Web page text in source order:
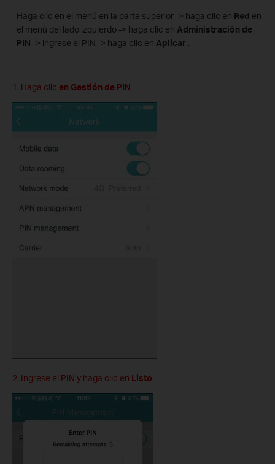
Haga clic en el menú en la parte superior -> haga clic en Red en
el menú del lado izquierdo -> haga clic en Administración de
PIN -> ingrese el PIN -> haga clic en Aplicar .
1. Haga clic en Gestión de PIN
2. Ingrese el PIN y haga clic en Listo